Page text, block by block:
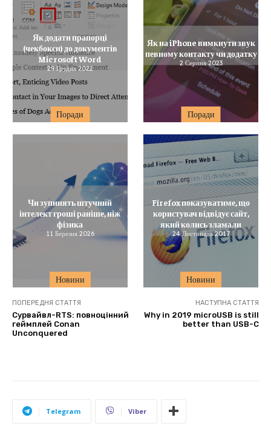
Поради
Як додати прапорці
(чекбокси) до документів
Microsoft Word
29 Грудня 2022
Поради
Як на iPhone вимкнути звук
певному контакту чи додатку
2 Серпня 2023
Новини
Чи зупинять штучний
інтелект гроші раніше, ніж
фізика
11 Березня 2026
Новини
Firefox показуватиме, що
користувач відвідує сайт,
який колись зламали
24 Листопада 2017
ПОПЕРЕДНЯ СТАТТЯ
Сурвайвл-RTS: повноцінний
геймплей Conan
Unconquered
НАСТУПНА СТАТТЯ
Why in 2019 microUSB is still
better than USB-C
Telegram Viber